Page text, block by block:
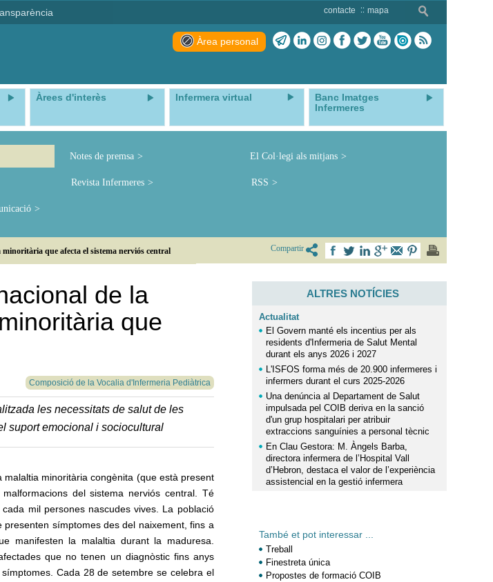
contacte mapa
Àrea personal
Àrees d'interès Infermera virtual
Banc Imatges
Infermeres
Notes de premsa El Col·legi als mitjans
Revista Infermeres RSS
que afecta el sistema nerviós central Compartir
de la
que
Composició de la Vocalia d'Infermeria Pediàtrica
les necessitats de salut de les
suport emocional i sociocultural
minoritària congènita (que està present
del sistema nerviós central. Té
mil persones nascudes vives. La població
símptomes des del naixement, fins a
manifesten la malaltia durant la maduresa.
que no tenen un diagnòstic fins anys
Cada 28 de setembre se celebra el
ALTRES NOTÍCIES
Actualitat
El Govern manté els incentius per als
residents d'Infermeria de Salut Mental
durant els anys 2026 i 2027
L'ISFOS forma més de 20.900 infermeres i
infermers durant el curs 2025-2026
Una denúncia al Departament de Salut
impulsada pel COIB deriva en la sanció
d'un grup hospitalari per atribuir
extraccions sanguínies a personal tècnic
En Clau Gestora: M. Àngels Barba,
directora infermera de l’Hospital Vall
d’Hebron, destaca el valor de l’experiència
assistencial en la gestió infermera
També et pot interessar ...
Treball
Finestreta única
Propostes de formació COIB